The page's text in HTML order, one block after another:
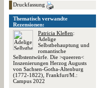
Druckfassung
Thematisch verwandte
Rezensionen:
Patricia Kleßen:
Adelige
Selbstbehauptung und
romantische
Selbstentwürfe. Die >queeren<
Inszenierungen Herzog Augusts
von Sachsen-Gotha-Altenburg
(1772-1822), Frankfurt/M.:
Campus 2022